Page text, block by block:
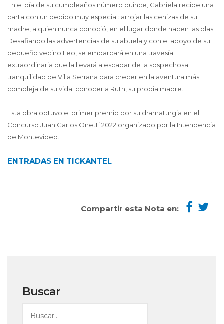
En el día de su cumpleaños número quince, Gabriela recibe una
carta con un pedido muy especial: arrojar las cenizas de su
madre, a quien nunca conoció, en el lugar donde nacen las olas.
Desafiando las advertencias de su abuela y con el apoyo de su
pequeño vecino Leo, se embarcará en una travesía
extraordinaria que la llevará a escapar de la sospechosa
tranquilidad de Villa Serrana para crecer en la aventura más
compleja de su vida: conocer a Ruth, su propia madre.
Esta obra obtuvo el primer premio por su dramaturgia en el
Concurso Juan Carlos Onetti 2022 organizado por la Intendencia
de Montevideo.
ENTRADAS EN TICKANTEL
Compartir esta Nota en:
Buscar